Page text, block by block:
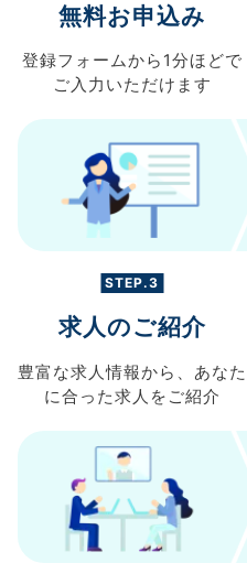
無料お申込み
登録フォームから 1分ほどで
ご入力 いただけます
STEP.3
求人のご紹介
豊富な求人情報から、 あなた
に合った求人を ご紹介